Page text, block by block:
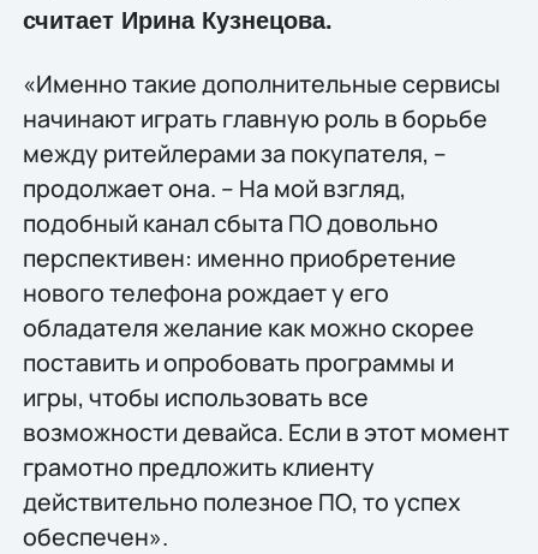
считает Ирина Кузнецова.
«Именно такие дополнительные сервисы
начинают играть главную роль в борьбе
между ритейлерами за покупателя, –
продолжает она. – На мой взгляд,
подобный канал сбыта ПО довольно
перспективен: именно приобретение
нового телефона рождает у его
обладателя желание как можно скорее
поставить и опробовать программы и
игры, чтобы использовать все
возможности девайса. Если в этот момент
грамотно предложить клиенту
действительно полезное ПО, то успех
обеспечен».